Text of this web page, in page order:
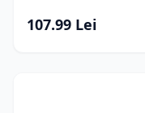
107.99 Lei